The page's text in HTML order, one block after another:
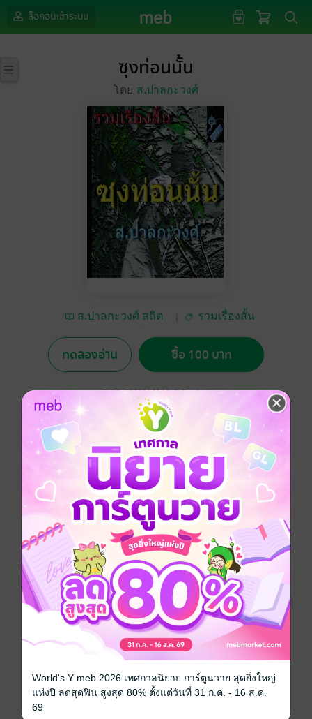
ล็อกอินเข้าระบบ
ซุงท่อนนั้น
โดย ส.ปาลกะวงศ์
ส.ปาลกะวงศ์ สถิต
ธาน@
รวมเรื่องสั้น
ทดลองอ่าน ซื้อ 100 บาท
5.00 2 Rating
อยากได้ ซื้อเป็นของขวัญ ติดตาม แชร์
รวมเรื่องสั้น "ซุงท่อนนั้น" เป็นการรวบรวมผลงานจำนวน
13 เรื่องสั้นของผู้เขียน ที่เคยผ่านการตีพิมพ์ในนิตยสาร
"สกุลไทย" ในช่วงเวลาสิบปีเศษ (ก.พ. ๔๖ ถึง ธ.ค. ๕๖) ที่
บางเรื่องนั้นเป็นเรื่องจริง บางเรื่องก็เป็นเรื่องแต่ง บางเรื่อง
ก็เป็นผลกระทบต่อการใช้ชีวิต นำมาปรุงแต่งให้เป็นศิลปะ
ทางการเขียน
ประเภทไฟล์ pdf, epub(สารบัญ)
วันที่วางขาย 24 กรกฎาคม 2559
ความยาว 81 หน้า (≈ 33,887 คำ)
ราคาปก 150 บาท (ประหยัด 33%)
World's Y meb 2026 เทศกาลนิยาย การ์ตูนวาย สุดยิ่งใหญ่
แห่งปี ลดสุดฟิน สูงสุด 80% ตั้งแต่วันที่ 31 ก.ค. - 16 ส.ค.
69